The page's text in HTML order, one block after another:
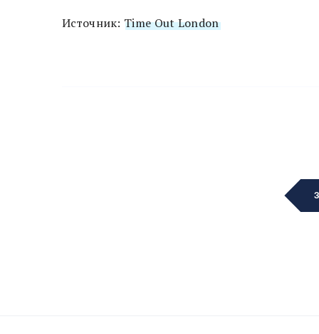
Источник: Time Out London